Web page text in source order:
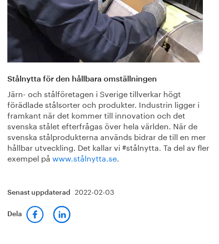
Stålnytta för den hållbara omställningen
Järn- och stålföretagen i Sverige tillverkar högt
förädlade stålsorter och produkter. Industrin ligger i
framkant när det kommer till innovation och det
svenska stålet efterfrågas över hela världen. När de
svenska stålprodukterna används bidrar de till en mer
hållbar utveckling. Det kallar vi #stålnytta. Ta del av fler
exempel på www.stålnytta.se
Senast uppdaterad 2022-02-03
Dela